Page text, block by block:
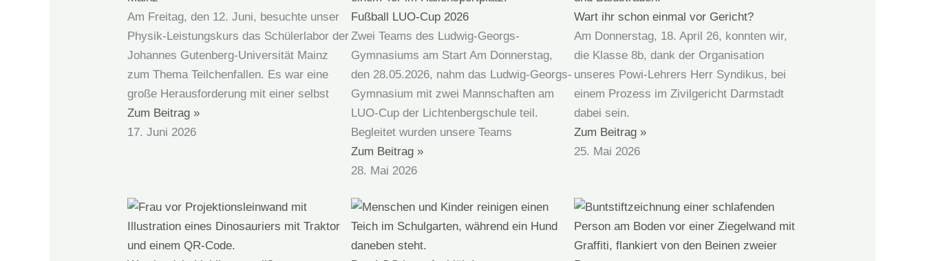
Am Freitag, den 12. Juni, besuchte unser
Physik-Leistungskurs das Schülerlabor der
Johannes Gutenberg‑Universität Mainz
zum Thema Teilchenfallen. Es war eine
große Herausforderung mit einer selbst
Zum Beitrag »
17. Juni 2026
Fußball LUO-Cup 2026
Zwei Teams des Ludwig-Georgs-
Gymnasiums am Start Am Donnerstag,
den 28.05.2026, nahm das Ludwig-Georgs-
Gymnasium mit zwei Mannschaften am
LUO-Cup der Lichtenbergschule teil.
Begleitet wurden unsere Teams
Zum Beitrag »
28. Mai 2026
Wart ihr schon einmal vor Gericht?
Am Donnerstag, 18. April 26, konnten wir,
die Klasse 8b, dank der Organisation
unseres Powi-Lehrers Herr Syndikus, bei
einem Prozess im Zivilgericht Darmstadt
dabei sein.
Zum Beitrag »
25. Mai 2026